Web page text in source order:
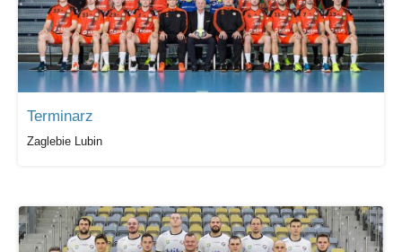
Terminarz
Zaglebie Lubin